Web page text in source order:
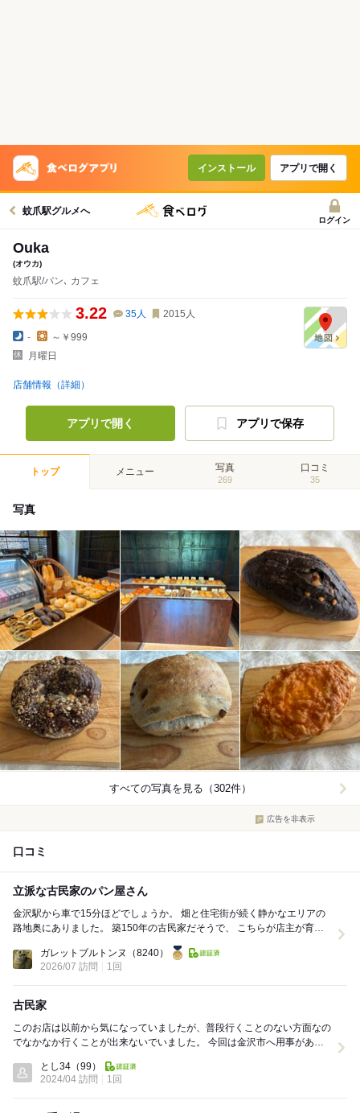
インストール アプリで開く
蚊爪駅グルメへ
ログイン
Ouka
(オウカ)
蚊爪駅/パン､ カフェ
3.22 35人 2015 人
-
～￥999
月曜日
店舗情報（詳細）
アプリで開く アプリで保存
トップ メニュー 写真
269
口コミ
35
写真
すべての写真を見る（302件）
広告を非表示
口コミ
立派な古民家のパン屋さん
金沢駅から車で15分ほどでしょうか。 畑と住宅街が続く静かなエリアの
路地奥にありました。 築150年の古民家だそうで、 こちらが店主が育っ
ガレットブルトンヌ
（8240）
2026/07 訪問
1回
古民家
このお店は以前から気になっていましたが、普段行くことのない方面なの
でなかなか行くことが出来ないでいました。 今回は金沢市へ用事があり
とし34 （99）
2024/04 訪問
1回